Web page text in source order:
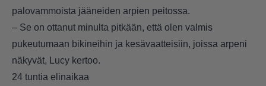
palovammoista jääneiden arpien peitossa.
– Se on ottanut minulta pitkään, että olen valmis
pukeutumaan bikineihin ja kesävaatteisiin, joissa arpeni
näkyvät, Lucy kertoo.
24 tuntia elinaikaa